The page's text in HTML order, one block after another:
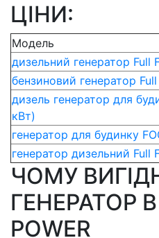
ЦІНИ:
Модель
дизельний генератор Full
бензиновий генератор
дизель генератор для
кВт)
генератор для будинку
генератор дизельний Full
ЧОМУ
ГЕНЕРАТОР В
POWER